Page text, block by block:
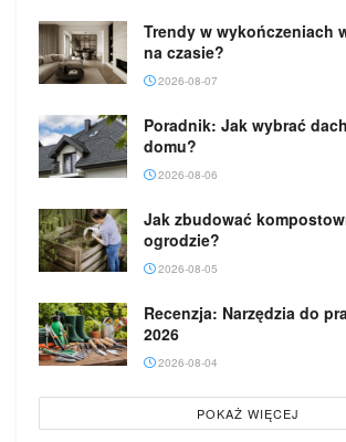
Trendy w wykończeniach
na czasie?
2026-08-07
Poradnik: Jak wybrać
domu?
2026-08-06
Jak zbudować
ogrodzie?
2026-08-05
Recenzja: Narzędzia do
2026
2026-08-04
POKAŻ WIĘCEJ